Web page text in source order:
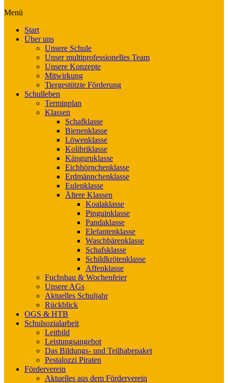
Menü
Start
Über uns
Unsere Schule
Unser multiprofessionelles Team
Unsere Konzepte
Mitwirkung
Tiergestützte Förderung
Schulleben
Terminplan
Klassen
Schafklasse
Bienenklasse
Löwenklasse
Kolibriklasse
Känguruklasse
Eichhörnchenklasse
Erdmännchenklasse
Eulenklasse
Ältere Klassen
Koalaklasse
Pinguinklasse
Pandaklasse
Elefantenklasse
Waschbärenklasse
Schafsklasse
Schildkrötenklasse
Affenklasse
Fuchsbau & Wochenfeier
Unsere AGs
Aktuelles Schuljahr
Rückblick
OGS & HTB
Schulsozialarbeit
Leitbild
Leistungsangebot
Das Bildungs- und Teilhabepaket
Pestalozzi Piraten
Förderverein
Aktuelles aus dem Förderverein